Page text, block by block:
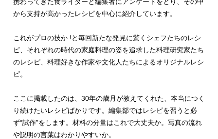
から支持が高かったレシピを中心に紹介しています。
これがプロの技か !と毎回新たな発見に驚くシェフたちのレシ
ピ、それぞれの時代の家庭料理の姿を追求した料理研究家たち
のレシピ、料理好きな作家や文化人たちによるオリジナルレシ
ピ。
ここに掲載したのは、30年の歳月が教えてくれた、本当につく
り続けたいレシピばかりです。編集部ではレシピを習うと必
ず“試作”をします。材料の分量はこれで大丈夫か。写真の流れ
や説明の言葉はわかりやすいか。